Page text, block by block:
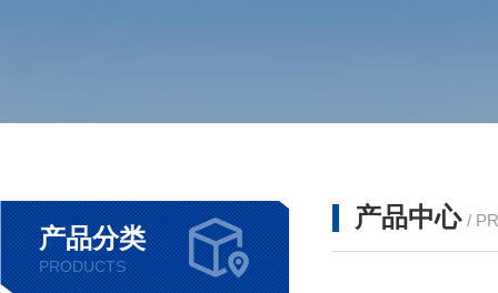
产品分类
PRODUCTS
产品中心 /